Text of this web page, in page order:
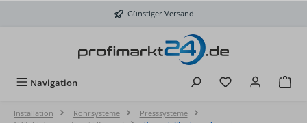
Günstiger Versand
Navigation Du hast 0
Installation Rohrsysteme
Presssysteme